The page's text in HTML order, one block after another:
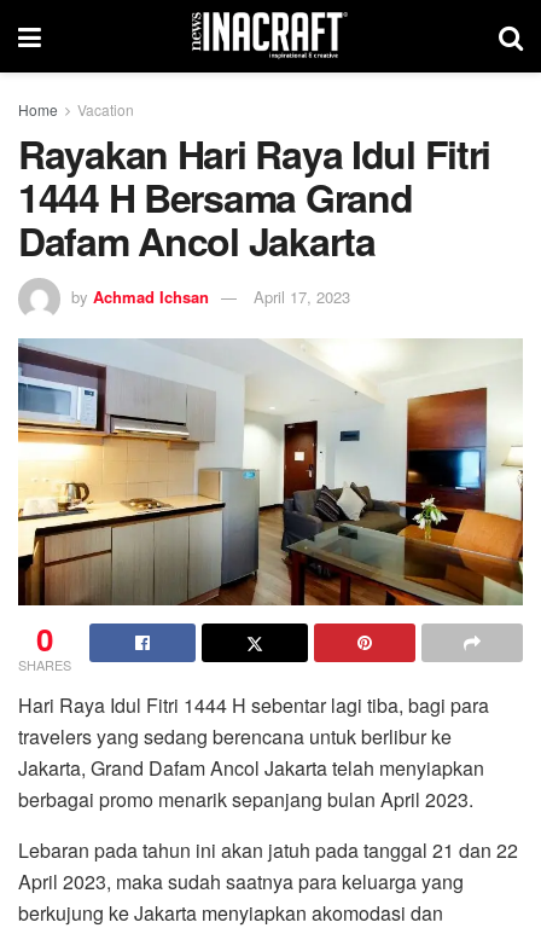
Home Vacation
Rayakan Hari Raya Idul Fitri
1444 H Bersama Grand
Dafam Ancol Jakarta
by Achmad Ichsan April 17, 2023
0
SHARES
Hari Raya Idul Fitri 1444 H sebentar lagi tiba, bagi para
travelers yang sedang berencana untuk berlibur ke
Jakarta, Grand Dafam Ancol Jakarta telah menyiapkan
berbagai promo menarik sepanjang bulan April 2023.
Lebaran pada tahun ini akan jatuh pada tanggal 21 dan 22
April 2023, maka sudah saatnya para keluarga yang
berkujung ke Jakarta menyiapkan akomodasi dan